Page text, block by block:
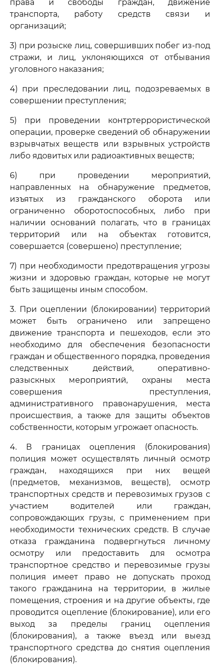
права и свободы граждан, движение
транспорта, работу средств связи и
организаций;
3) при розыске лиц, совершивших побег из-под
стражи, и лиц, уклоняющихся от отбывания
уголовного наказания;
4) при преследовании лиц, подозреваемых в
совершении преступления;
5) при проведении контртеррористической
операции, проверке сведений об обнаружении
взрывчатых веществ или взрывных устройств
либо ядовитых или радиоактивных веществ;
6) при проведении мероприятий,
направленных на обнаружение предметов,
изъятых из гражданского оборота или
ограниченно оборотоспособных, либо при
наличии оснований полагать, что в границах
территорий или на объектах готовится,
совершается (совершено) преступление;
7) при необходимости предотвращения угрозы
жизни и здоровью граждан, которые не могут
быть защищены иным способом.
3. При оцеплении (блокировании) территорий
может быть ограничено или запрещено
движение транспорта и пешеходов, если это
необходимо для обеспечения безопасности
граждан и общественного порядка, проведения
следственных действий, оперативно-
разыскных мероприятий, охраны места
совершения преступления,
административного правонарушения, места
происшествия, а также для защиты объектов
собственности, которым угрожает опасность.
4. В границах оцепления (блокирования)
полиция может осуществлять личный осмотр
граждан, находящихся при них вещей
(предметов, механизмов, веществ), осмотр
транспортных средств и перевозимых грузов с
участием водителей или граждан,
сопровождающих грузы, с применением при
необходимости технических средств. В случае
отказа гражданина подвергнуться личному
осмотру или предоставить для осмотра
транспортное средство и перевозимые грузы
полиция имеет право не допускать проход
такого гражданина на территории, в жилые
помещения, строения и на другие объекты, где
проводится оцепление (блокирование), или его
выход за пределы границ оцепления
(блокирования), а также въезд или выезд
транспортного средства до снятия оцепления
(блокирования).